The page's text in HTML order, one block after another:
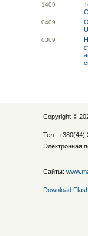
1409
0409
0309
Copyright ©
Тел.: +380(44)
Электронная
Сайты:
Download